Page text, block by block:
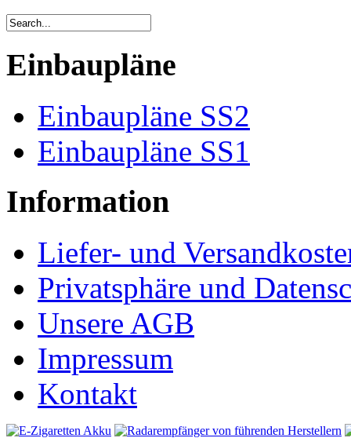
Einbaupläne
Einbaupläne SS2
Einbaupläne SS1
Information
Liefer- und
Privatsphäre und
Unsere AGB
Impressum
Kontakt